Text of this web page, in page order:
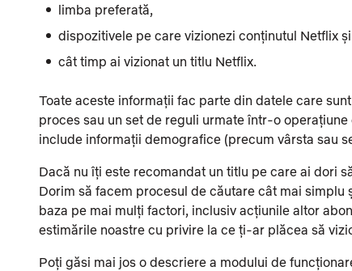
limba preferată,
dispozitivele pe care vizionezi conținutul Netflix și
cât timp ai vizionat un titlu Netflix.
Toate aceste informații fac parte din datele care
proces sau un set de reguli urmate într-o
include informații demografice (precum vârsta sau
Dacă nu îți este recomandat un titlu pe care ai dori
Dorim să facem procesul de căutare cât mai
baza pe mai mulți factori, inclusiv acțiunile altor
estimările noastre cu privire la ce ți-ar plăcea să
Poți găsi mai jos o descriere a modului de